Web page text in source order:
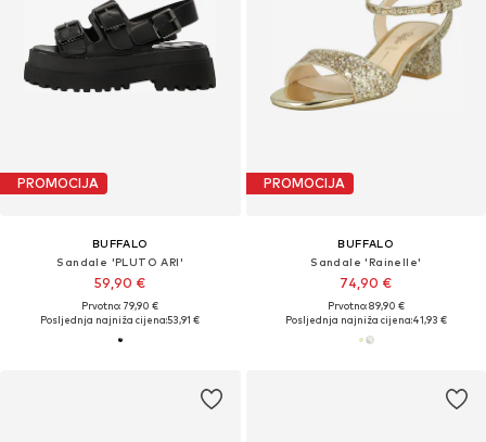
PROMOCIJA
BUFFALO
Sandale 'PLUTO ARI'
59,90 €
Prvotno: 79,90 €
Posljednja najniža cijena:53,91 €
PROMOCIJA
BUFFALO
Sandale 'Rainelle'
74,90 €
Prvotno: 89,90 €
Posljednja najniža cijena:41,93 €